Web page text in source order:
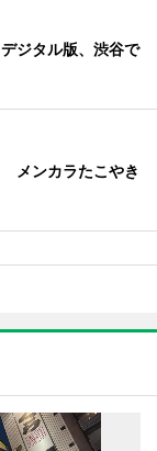
ジタル版、渋谷で
メンカラたこやき